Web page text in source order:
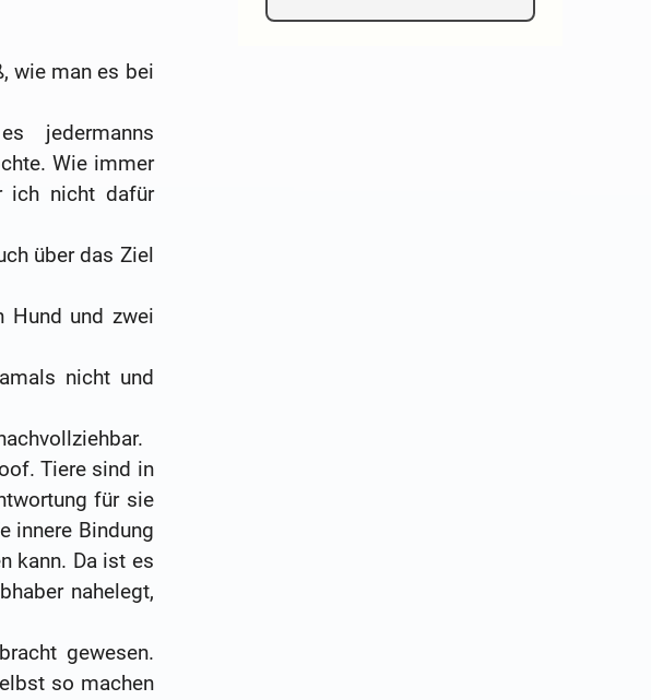
wie man es bei
jedermanns
Wie immer
ich nicht dafür
über das Ziel
Hund und zwei
nicht und
Tiere sind in
für sie
innere Bindung
kann. Da ist es
nahelegt,
gewesen.
so machen